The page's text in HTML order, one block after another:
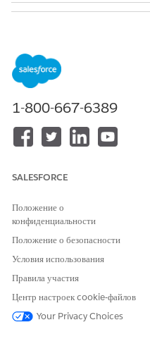
NOTE
Decision tables are
Rules Engine. If your org
select
Click
New Flow
In the New Flow window,
Select a layout.
Drag the Action element
Define the action.
In the
1-800-667-6389
SALESFORCE
Положение о
конфиденциальности
Положение о безопасности
Условия использования
Правила участия
Центр настроек cookie-файлов
Your Privacy Choices